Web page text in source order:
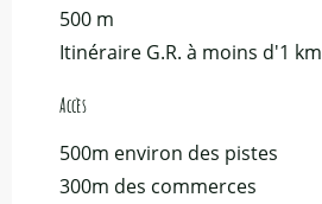
500 m
Itinéraire G.R. à moins d'1 km
Accès
Accès
500m environ des pistes
300m des commerces